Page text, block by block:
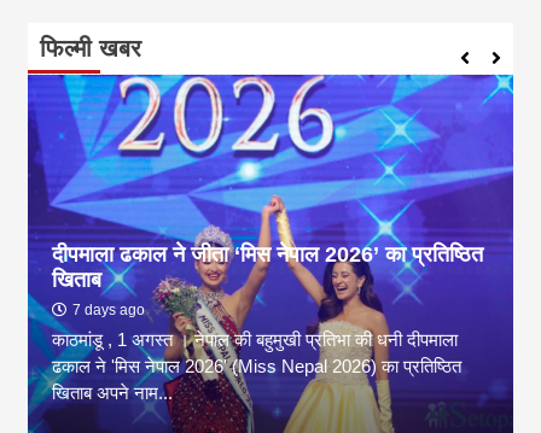
फिल्मी खबर
दीपमाला ढकाल ने जीता ‘मिस नेपाल 2026’ का प्रतिष्ठित
खिताब
7 days ago
काठमांडू , 1 अगस्त । नेपाल की बहुमुखी प्रतिभा की धनी दीपमाला
ढकाल ने 'मिस नेपाल 2026' (Miss Nepal 2026) का प्रतिष्ठित
खिताब अपने नाम...